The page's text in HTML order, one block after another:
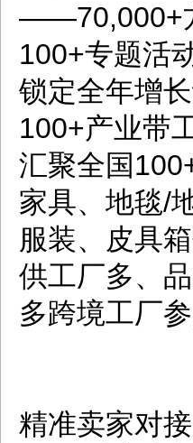
——70,000+
100+专题活
锁定全年增长
100+产业带
汇聚全国
家具、地毯/
服装、皮具
供工厂多、
多跨境工厂
精准卖家对